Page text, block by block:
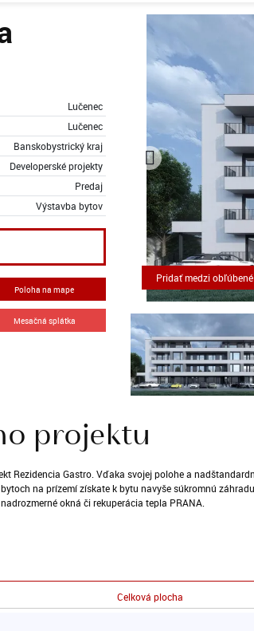
Lučenec
Lučenec
Banskobystrický kraj
Developerské projekty
Predaj
Výstavba bytov
Poloha na mape
Mesačná splátka
Pridať medzi obľúbené
projektu
Rezidencia Gastro. Vďaka svojej polohe a
na prízemí získate k bytu navyše súkromnú
okná či rekuperácia tepla PRANA.
Celková plocha